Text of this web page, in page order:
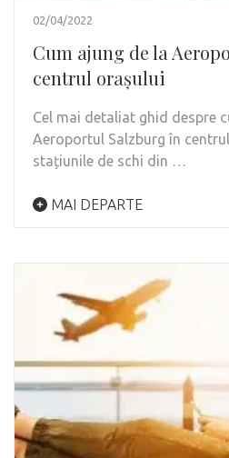
02/04/2022
Cum ajung de la
centrul orașului
Cel mai detaliat ghid despre
Aeroportul Salzburg în
stațiunile de schi din …
MAI DEPARTE